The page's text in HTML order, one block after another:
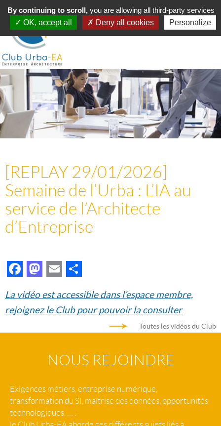
Toggle
navigation
MENU
[REPLAY 29/01/2026]
Semaine de l’Urba : L’IA au
service de l’Architecte
d’Entreprise
Facebook
Mastodon
Email
La vidéo est accessible dans l’espace membre,
rejoignez le Club pour pouvoir la consulter
Toutes les vidéos du Club
NOUS REJOINDRE
Exigences métiers, entreprise numérique,
transformation du SI, maîtrise des données, opportunités
technologiques, … :
By continuing to scroll, you are allowing all third-party services
OK, accept all
Deny all cookies Personalize